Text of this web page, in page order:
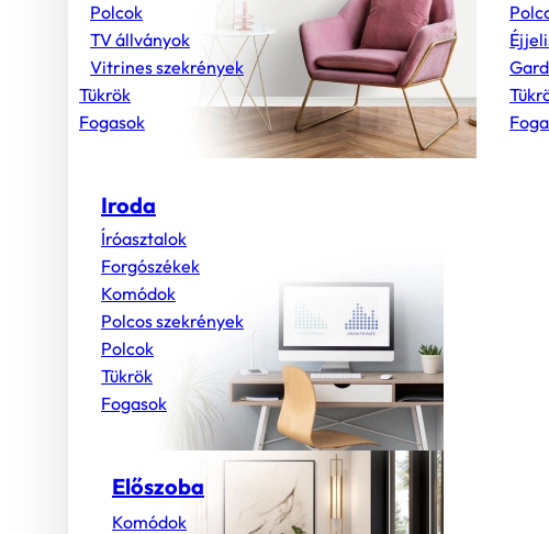
Polcok
TV állványok
Vitrines szekrények
Tükrök
Fogasok
Iroda
Íróasztalok
Forgószékek
Komódok
Polcos szekrények
Polcok
Tükrök
Fogasok
Előszoba
Komódok